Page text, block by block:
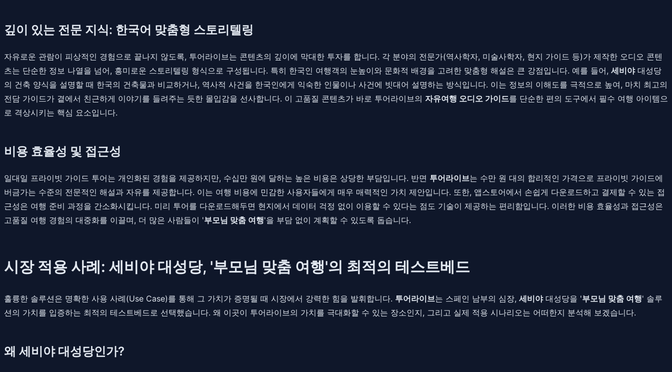
깊이 있는 전문 지식: 한국어 맞춤형 스토리텔링
자유로운 관람이 피상적인 경험으로 끝나지 않도록, 투어라이브는 콘텐츠의 깊이에 막대한 투자를 합니다. 각 분야의 전문가(역사학자, 미술사학자, 현지 가이드 등)가 제작한 오디오 콘텐
츠는 단순한 정보 나열을 넘어, 흥미로운 스토리텔링 형식으로 구성됩니다. 특히 한국인 여행객의 눈높이와 문화적 배경을 고려한 맞춤형 해설은 큰 강점입니다. 예를 들어, 세비야대성당
의 건축 양식을 설명할 때 한국의 건축물과 비교하거나, 역사적 사건을 한국인에게 익숙한 인물이나 사건에 빗대어 설명하는 방식입니다. 이는 정보의 이해도를 극적으로 높여, 마치 최고의
전담 가이드가 곁에서 친근하게 이야기를 들려주는 듯한 몰입감을 선사합니다. 이 고품질 콘텐츠가 바로 투어라이브의 자유여행 오디오 가이드를 단순한 편의 도구에서 필수 여행 아이템으
로 격상시키는 핵심 요소입니다.
비용 효율성 및 접근성
일대일 프라이빗 가이드 투어는 개인화된 경험을 제공하지만, 수십만 원에 달하는 높은 비용은 상당한 부담입니다. 반면 투어라이브는 수만 원 대의 합리적인 가격으로 프라이빗 가이드에
버금가는 수준의 전문적인 해설과 자유를 제공합니다. 이는 여행 비용에 민감한 사용자들에게 매우 매력적인 가치 제안입니다. 또한, 앱스토어에서 손쉽게 다운로드하고 결제할 수 있는 접
근성은 여행 준비 과정을 간소화시킵니다. 미리 투어를 다운로드해두면 현지에서 데이터 걱정 없이 이용할 수 있다는 점도 기술이 제공하는 편리함입니다. 이러한 비용 효율성과 접근성은
고품질 여행 경험의 대중화를 이끌며, 더 많은 사람들이 '부모님 맞춤 여행'을 부담 없이 계획할 수 있도록 돕습니다.
시장 적용 사례: 세비야 대성당, '부모님 맞춤 여행'의 최적의 테스트베드
훌륭한 솔루션은 명확한 사용 사례(Use Case)를 통해 그 가치가 증명될 때 시장에서 강력한 힘을 발휘합니다. 투어라이브는 스페인 남부의 심장, 세비야대성당을 '부모님 맞춤 여행' 솔루
션의 가치를 입증하는 최적의 테스트베드로 선택했습니다. 왜 이곳이 투어라이브의 가치를 극대화할 수 있는 장소인지, 그리고 실제 적용 시나리오는 어떠한지 분석해 보겠습니다.
왜 세비야 대성당인가?